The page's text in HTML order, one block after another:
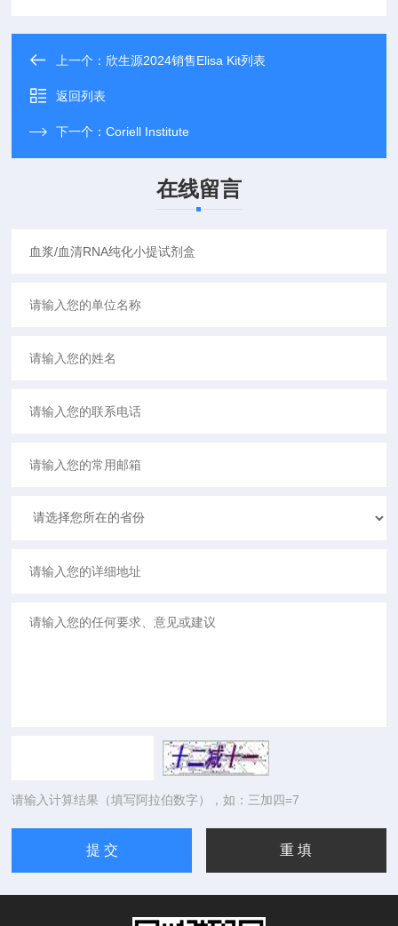
上一个： 欣生源2024销售Elisa Kit列表
返回列表
下一个：Coriell Institute
在线留言
请输入计算结果（填写阿拉伯数字），如：三加四=7